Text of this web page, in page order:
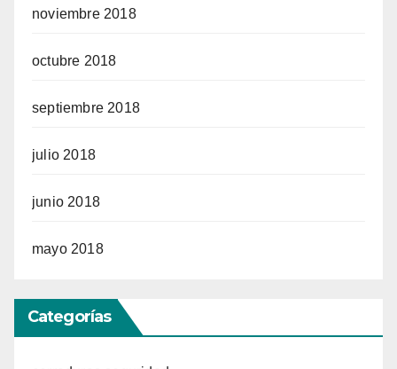
noviembre 2018
octubre 2018
septiembre 2018
julio 2018
junio 2018
mayo 2018
Categorías